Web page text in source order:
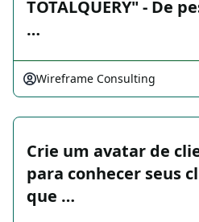
TOTALQUERY" - De
…
Wireframe Consulting
Crie um avatar de
para conhecer seus
que …